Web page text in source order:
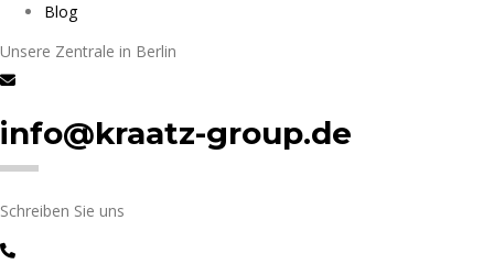
Blog
Unsere Zentrale in Berlin
info@kraatz-group.de
Schreiben Sie uns